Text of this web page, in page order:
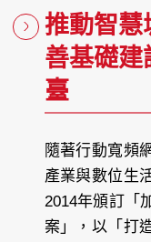
推動智慧
善基礎建
臺
隨著行動寬頻
產業與數位生
2014年頒訂「
案」，以「打